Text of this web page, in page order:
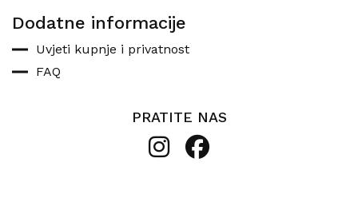
Dodatne informacije
Uvjeti kupnje i privatnost
FAQ
PRATITE NAS